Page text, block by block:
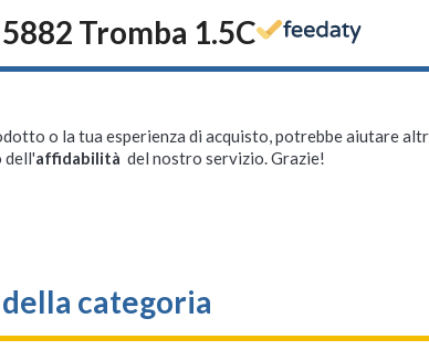
Tromba 1.5C
o la tua esperienza di acquisto, potrebbe aiutare
dell'affidabilità del nostro servizio. Grazie!
categoria